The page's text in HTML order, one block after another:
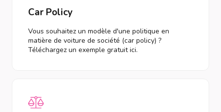
Car Policy
Vous souhaitez un modèle d'une politique en
matière de voiture de société (car policy) ?
Téléchargez un exemple gratuit ici.